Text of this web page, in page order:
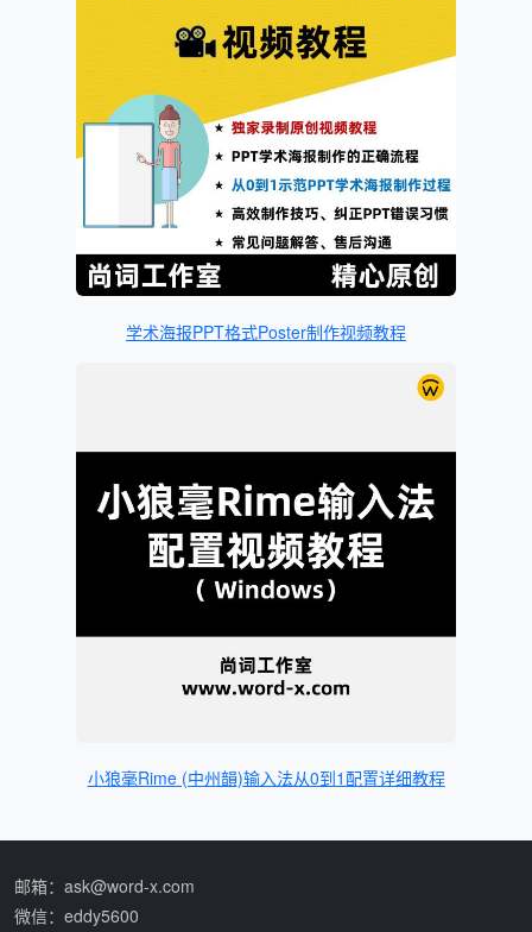
学术海报PPT格式Poster制作视频教程
小狼毫Rime (中州韻)输入法从0到1配置详细教程
邮箱：ask@word-x.com
微信：eddy5600